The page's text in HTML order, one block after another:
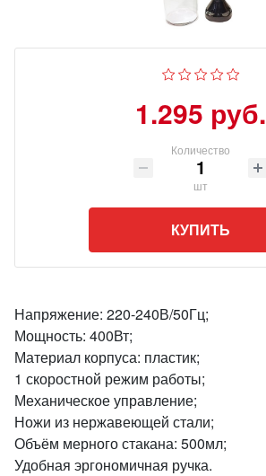
1.295 руб.
Количество
шт
КУПИТЬ
Напряжение: 220-240В/50Гц;
Мощность: 400Вт;
Материал корпуса: пластик;
1 скоростной режим работы;
Механическое управление;
Ножи из нержавеющей стали;
Объём мерного стакана: 500мл;
Удобная эргономичная ручка.